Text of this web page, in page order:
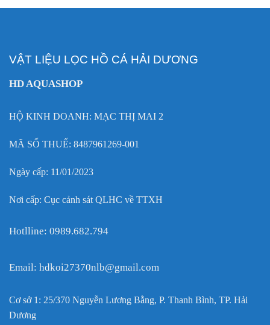
VẬT LIỆU LỌC HỒ CÁ HẢI DƯƠNG
HD AQUASHOP
HỘ KINH DOANH: MẠC THỊ MAI 2
MÃ SỐ THUẾ: 8487961269-001
Ngày cấp: 11/01/2023
Nơi cấp: Cục cảnh sát QLHC về TTXH
Hotlline: 0989.682.794
Email: hdkoi27370nlb@gmail.com
Cơ sở 1: 25/370 Nguyễn Lương Bằng, P. Thanh Bình, TP. Hải
Dương